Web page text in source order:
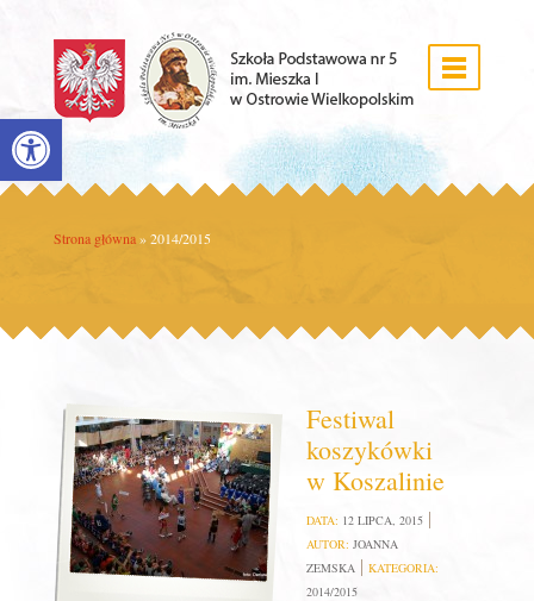
Open toolbar
Strona główna »2014/2015
Festiwal
koszykówki
w Koszalinie
DATA: 12 LIPCA, 2015
AUTOR: JOANNA
ZEMSKA
KATEGORIA:
2014/2015